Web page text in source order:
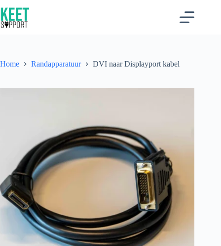
naar
de
inhoud
Home Randapparatuur DVI naar Displayport kabel